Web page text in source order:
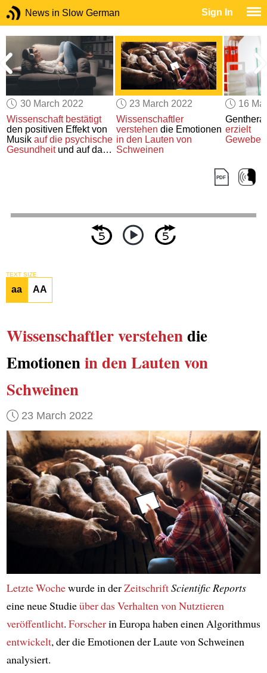
News in Slow German Sign In
30 March 2022
Wissenschaft bestätigt
den positiven Effekt von
Musikauf die psychische
Gesundheitund auf das
23 March 2022
Wissenschaftler
verstehen die Emotionen
in den Lauten von
Schweinen
16
erzielt
TEXT SIZE
aa AA
Wissenschaftlerverstehendie
Emotionenin den Lautenvon
Schweinen
23 March 2022
Letzte Wochewurde in derZeitschriftScientific Reports
eine neue Studieüber das Verhaltenvon Nutztieren
veröffentlicht. Forscherin Europa haben einen Algorithmus
entwickelt, der die Emotionen der Laute von Schweinen
analysiert.